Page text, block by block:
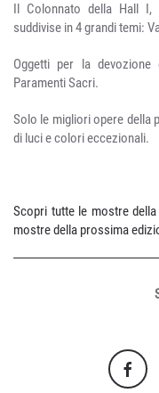
Il Colonnato della Hall I,
suddivise in 4 grandi temi:
Oggetti per la
Paramenti Sacri.
Solo le migliori opere della
di luci e colori eccezionali.
Scopri tutte le mostre
mostre della prossima